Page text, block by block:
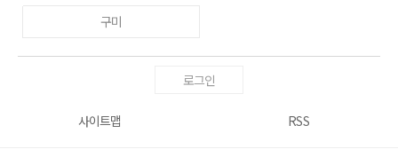
구미
로그인
사이트맵 RSS